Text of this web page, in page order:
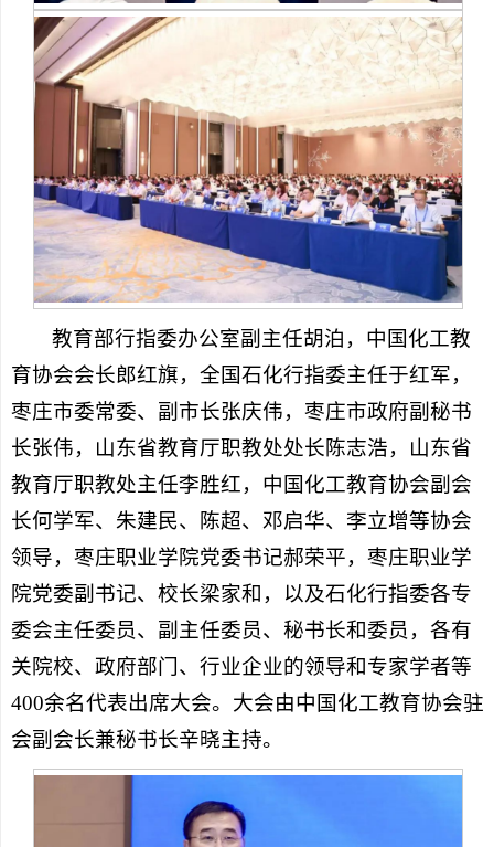
教育部行指委办公室副主任胡泊，中国化工教
育协会会长郎红旗，全国石化行指委主任于红军，
枣庄市委常委、副市长张庆伟，枣庄市政府副秘书
长张伟，山东省教育厅职教处处长陈志浩，山东省
教育厅职教处主任李胜红，中国化工教育协会副会
长何学军、朱建民、陈超、邓启华、李立增等协会
领导，枣庄职业学院党委书记郝荣平，枣庄职业学
院党委副书记、校长梁家和，以及石化行指委各专
委会主任委员、副主任委员、秘书长和委员，各有
关院校、政府部门、行业企业的领导和专家学者等
400余名代表出席大会。大会由中国化工教育协会驻
会副会长兼秘书长辛晓主持。